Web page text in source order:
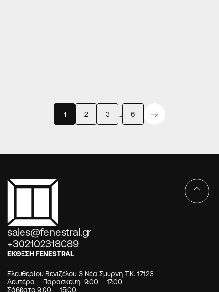
1 2 3 … 6
sales@fenestral.gr
+302102318089
ΕΚΘΕΣΗ FENESTRAL
Ελευθερίου Βενιζέλου 3 Νέα Σμύρνη Τ.Κ. 17123
Δευτέρα – Παρασκευή 9:00 – 17:00
Σάββατο 9:00 – 15:00